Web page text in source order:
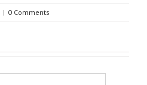
| 0 Comments